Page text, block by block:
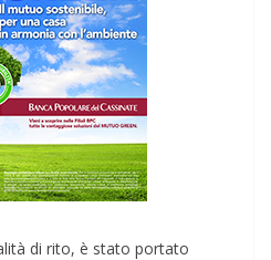
di rito, è stato portato